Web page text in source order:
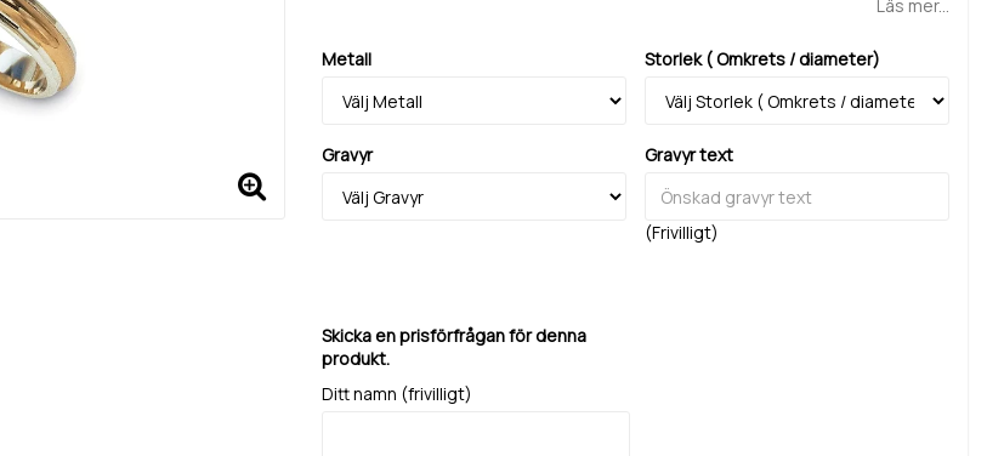
Läs mer...
Metall Storlek ( Omkrets / diameter)
Gravyr Gravyr text
(Frivilligt)
Skicka en prisförfrågan för denna
produkt.
Ditt namn (frivilligt)